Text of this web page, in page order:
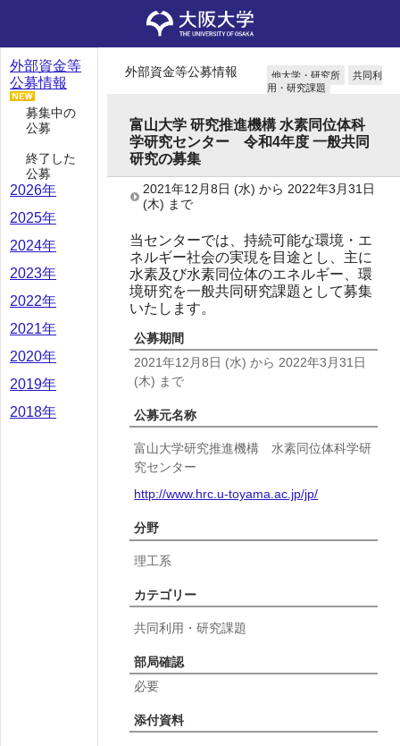
外部資金等
公募情報
募集中の
公募
終了した
公募
2026年
2025年
2024年
2023年
2022年
2021年
2020年
2019年
2018年
外部資金等公募情報 他大学・研究所
共同利
用・研究課題
富山大学 研究推進機構 水素同位体科
学研究センター 令和4年度 一般共同
研究の募集
2021年12月8日 (水) から 2022年3月31日
(木) まで
当センターでは、持続可能な環境・エ
ネルギー社会の実現を目途とし、主に
水素及び水素同位体のエネルギー、環
境研究を一般共同研究課題として募集
いたします。
公募期間
2021年12月8日 (水) から 2022年3月31日
(木) まで
公募元名称
富山大学研究推進機構 水素同位体科学研
究センター
http://www.hrc.u-toyama.ac.jp/jp/
分野
理工系
カテゴリー
共同利用・研究課題
部局確認
必要
添付資料